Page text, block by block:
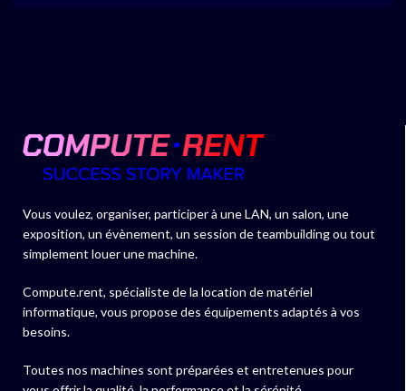
Vous voulez, organiser, participer à une LAN, un salon, une
exposition, un évènement, un session de teambuilding ou tout
simplement louer une machine.
Compute.rent, spécialiste de la location de matériel
informatique, vous propose des équipements adaptés à vos
besoins.
Toutes nos machines sont préparées et entretenues pour